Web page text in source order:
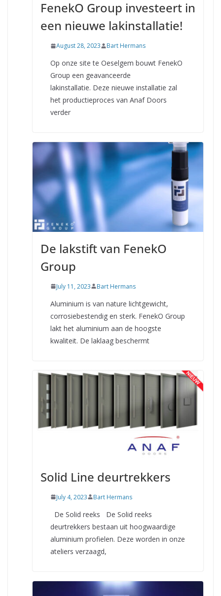
FenekO Group investeert in
een nieuwe lakinstallatie!
August 28, 2023 Bart Hermans
Op onze site te Oeselgem bouwt FenekO
Group een geavanceerde
lakinstallatie. Deze nieuwe installatie zal
het productieproces van Anaf Doors
verder
De lakstift van FenekO
Group
July 11, 2023 Bart Hermans
Aluminium is van nature lichtgewicht,
corrosiebestendig en sterk. FenekO Group
lakt het aluminium aan de hoogste
kwaliteit. De laklaag beschermt
Solid Line deurtrekkers
July 4, 2023 Bart Hermans
De Solid reeks De Solid reeks
deurtrekkers bestaan uit hoogwaardige
aluminium profielen. Deze worden in onze
ateliers verzaagd,